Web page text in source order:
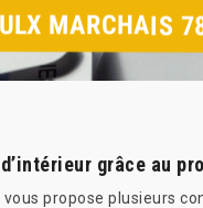
MARCHAIS
grâce au
vous propose plusieurs